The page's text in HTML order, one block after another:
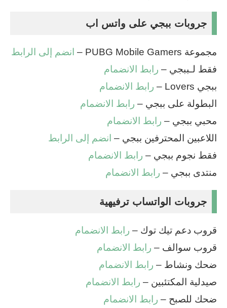
جروبات ببجي على واتس اب
مجموعة PUBG Mobile Gamers –
انضم إلى الرابط
فقط لـببجي – رابط الانضمام
ببجي Lovers –
رابط الانضمام
البطولة على ببجي – رابط الانضمام
محبي ببجي – رابط الانضمام
اللاعبين المحترفين ببجي – انضم إلى الرابط
فقط نجوم ببجي – رابط الانضمام
منتدى ببجي – رابط الانضمام
جروبات الواتساب ترفيهية
قروب دعم تيك توك – رابط الانضمام
قروب سوالف – رابط الانضمام
ضحك ونشاط – رابط الانضمام
صيدلية المكتئبين – رابط الانضمام
ضحك للصبح – رابط الانضمام